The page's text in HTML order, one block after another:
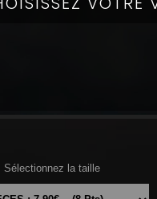
Sélectionnez la taille